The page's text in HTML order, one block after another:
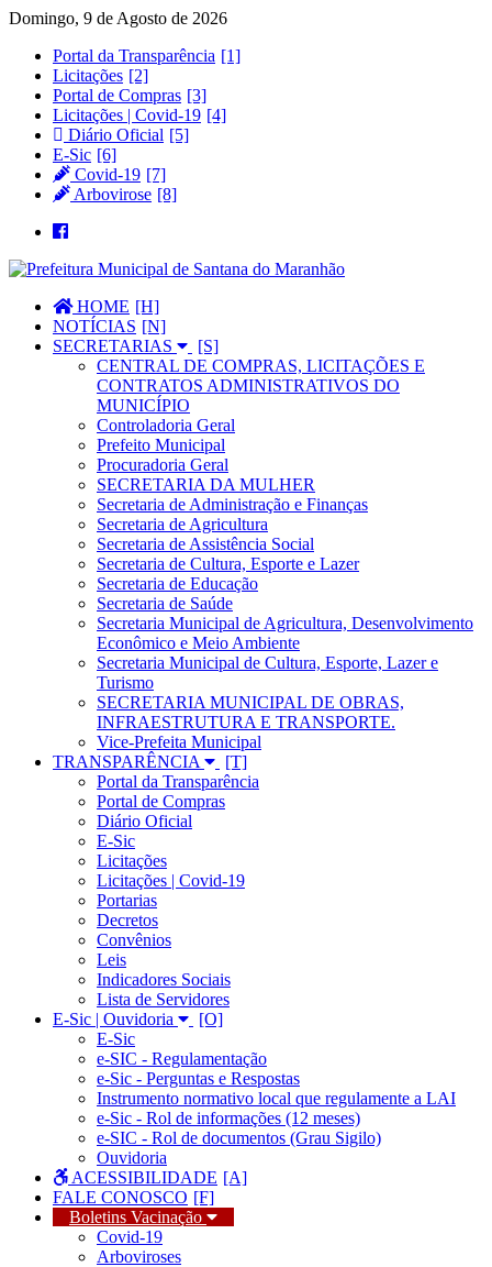
Domingo, 9 de Agosto de 2026
Portal da Transparência
Licitações
Portal de Compras
Licitações | Covid-19
Diário Oficial
E-Sic
Covid-19
Arbovirose
HOME
NOTÍCIAS
SECRETARIAS
CENTRAL DE COMPRAS, LICITAÇÕES E
CONTRATOS ADMINISTRATIVOS DO
MUNICÍPIO
Controladoria Geral
Prefeito Municipal
Procuradoria Geral
SECRETARIA DA MULHER
Secretaria de Administração e Finanças
Secretaria de Agricultura
Secretaria de Assistência Social
Secretaria de Cultura, Esporte e Lazer
Secretaria de Educação
Secretaria de Saúde
Secretaria Municipal de Agricultura, Desenvolvimento
Econômico e Meio Ambiente
Secretaria Municipal de Cultura, Esporte, Lazer e
Turismo
SECRETARIA MUNICIPAL DE OBRAS,
INFRAESTRUTURA E TRANSPORTE.
Vice-Prefeita Municipal
TRANSPARÊNCIA
Portal da Transparência
Portal de Compras
Diário Oficial
E-Sic
Licitações
Licitações | Covid-19
Portarias
Decretos
Convênios
Leis
Indicadores Sociais
Lista de Servidores
E-Sic | Ouvidoria
E-Sic
e-SIC - Regulamentação
e-Sic - Perguntas e Respostas
Instrumento normativo local que regulamente a LAI
e-Sic - Rol de informações (12 meses)
e-SIC - Rol de documentos (Grau Sigilo)
Ouvidoria
ACESSIBILIDADE
FALE CONOSCO
Boletins Vacinação
Covid-19
Arboviroses